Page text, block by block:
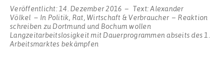
Veröffentlicht: 14. Dezember 2016 Text:Alexander
Völkel
In Politik, Rat, Wirtschaft & Verbraucher
Reaktion
schreiben zu Dortmund und Bochum wollen
Langzeitarbeitslosigkeit mit Dauerprogrammen abseits des 1.
Arbeitsmarktes bekämpfen